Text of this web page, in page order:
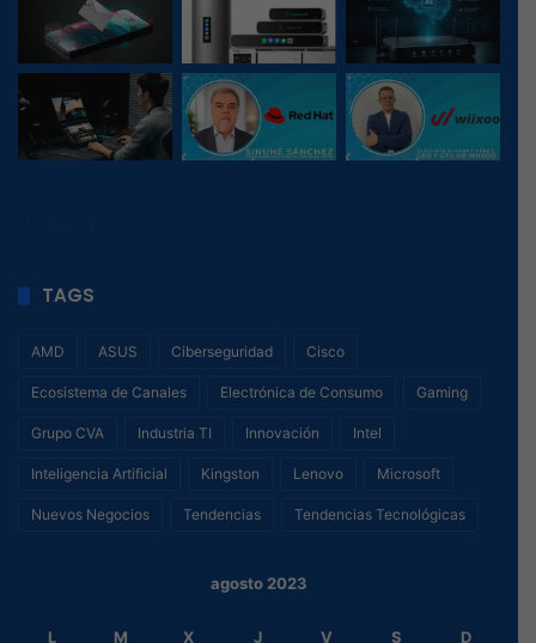
TAGS
AMD ASUS Ciberseguridad Cisco
Ecosistema de Canales Electrónica de Consumo Gaming
Grupo CVA Industria TI Innovación Intel
Inteligencia Artificial Kingston Lenovo Microsoft
Nuevos Negocios Tendencias Tendencias Tecnológicas
agosto 2023
L M X J V S D